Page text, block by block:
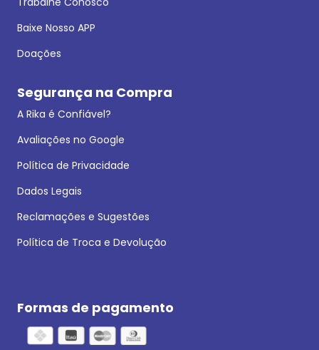
Baixe Nosso APP
Doações
Segurança na Compra
A Rika é Confiável?
Avaliações no Google
Política de Privacidade
Dados Legais
Reclamações e Sugestões
Política de Troca e Devolução
Formas de pagamento